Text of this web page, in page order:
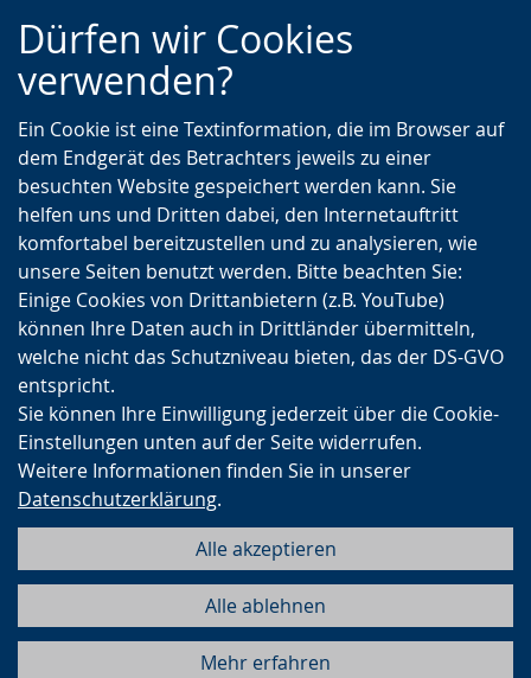
Zur
Hauptnavigation
Zur
Seitennavigation
Zum
Inhalt
Dürfen wir Cookies
verwenden?
Ein Cookie ist eine Textinformation, die im Browser auf
dem Endgerät des Betrachters jeweils zu einer
besuchten Website gespeichert werden kann. Sie
helfen uns und Dritten dabei, den Internetauftritt
komfortabel bereitzustellen und zu analysieren, wie
unsere Seiten benutzt werden. Bitte beachten Sie:
Einige Cookies von Drittanbietern (z.B. YouTube)
können Ihre Daten auch in Drittländer übermitteln,
welche nicht das Schutzniveau bieten, das der DS-GVO
entspricht.
Sie können Ihre Einwilligung jederzeit über die Cookie-
Einstellungen unten auf der Seite widerrufen.
Weitere Informationen finden Sie in unserer
Datenschutzerklärung.
Alle akzeptieren
Alle ablehnen
Mehr erfahren